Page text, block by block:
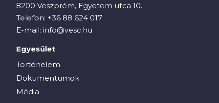
8200 Veszprém, Egyetem utca 10.
Telefon: +36 88 624 017
E-mail: info@vesc.hu
Egyesület
Történelem
Dokumentumok
Média